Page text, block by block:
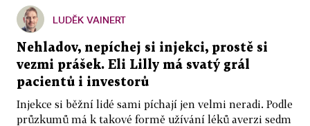
LUDĚK VAINERT
Nehladov, nepíchej si injekci, prostě si
vezmi prášek. Eli Lilly má svatý grál
pacientů i investorů
Injekce si běžní lidé sami píchají jen velmi neradi. Podle
průzkumů má k takové formě užívání léků averzi sedm